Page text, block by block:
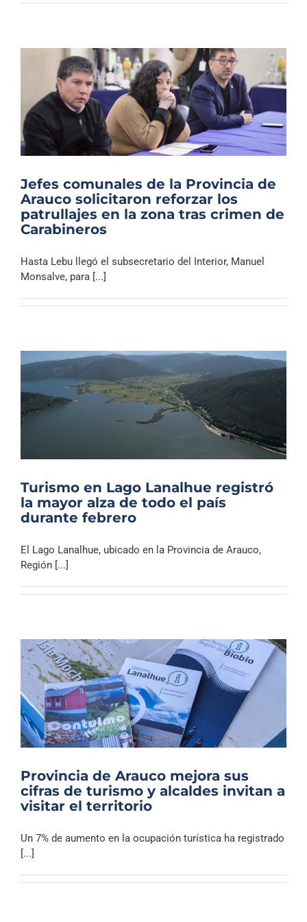
Jefes comunales de la Provincia de
Arauco solicitaron reforzar los
patrullajes en la zona tras crimen de
Carabineros
Hasta Lebu llegó el subsecretario del Interior, Manuel
Monsalve, para [...]
Turismo en Lago Lanalhue registró
la mayor alza de todo el país
durante febrero
El Lago Lanalhue, ubicado en la Provincia de Arauco,
Región [...]
Provincia de Arauco mejora sus
cifras de turismo y alcaldes invitan a
visitar el territorio
Un 7% de aumento en la ocupación turística ha registrado
[...]